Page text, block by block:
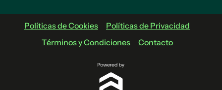
Políticas de Cookies
Políticas de Privacidad
Términos y Condiciones
Contacto